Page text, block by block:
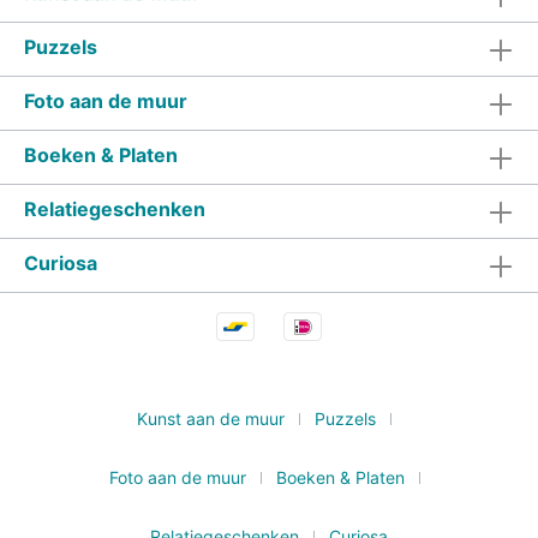
Puzzels
Foto aan de muur
Boeken & Platen
Relatiegeschenken
Curiosa
Kunst aan de muur Puzzels
Foto aan de muur Boeken & Platen